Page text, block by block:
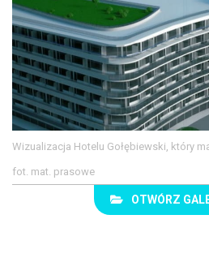
Wizualizacja Hotelu Gołębiewski, który
fot. mat. prasowe
OTWÓRZ